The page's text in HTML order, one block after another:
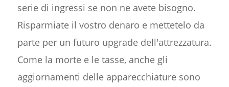
serie di ingressi se non ne avete bisogno.
Risparmiate il vostro denaro e mettetelo da
parte per un futuro upgrade dell'attrezzatura.
Come la morte e le tasse, anche gli
aggiornamenti delle apparecchiature sono